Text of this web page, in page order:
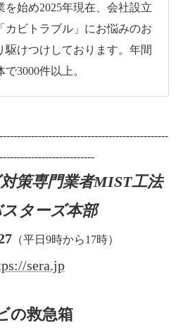
を始め2025年現在、会社設立
カビトラブル」にお悩みのお
駆けつけしております。年間
3000件以上。
策専門業者MIST工法
ターズ本部
（平日9時から17時）
sera.jp
の救急箱